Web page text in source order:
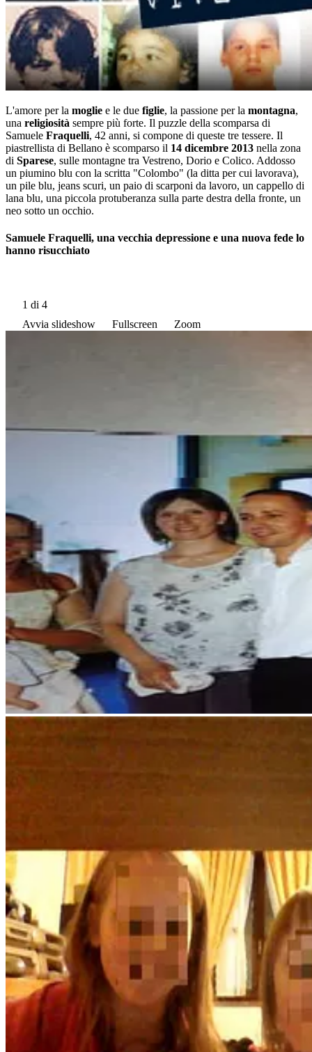
L'amore per la moglie e le due figlie, la passione per la montagna,
una religiosità sempre più forte. Il puzzle della scomparsa di
Samuele Fraquelli, 42 anni, si compone di queste tre tessere. Il
piastrellista di Bellano è scomparso il 14 dicembre 2013 nella zona
di Sparese, sulle montagne tra Vestreno, Dorio e Colico. Addosso
un piumino blu con la scritta "Colombo" (la ditta per cui lavorava),
un pile blu, jeans scuri, un paio di scarponi da lavoro, un cappello di
lana blu, una piccola protuberanza sulla parte destra della fronte, un
neo sotto un occhio.
Samuele Fraquelli, una vecchia depressione e una nuova fede lo
hanno risucchiato
1 di 4
Avvia slideshow
Fullscreen Zoom